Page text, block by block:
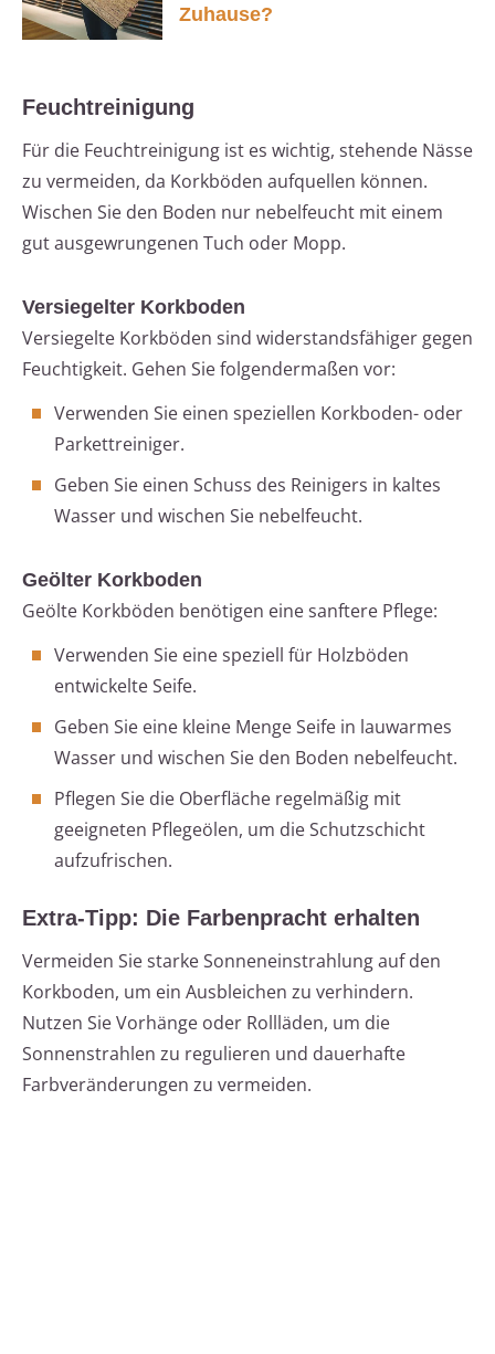
Zuhause?
Feuchtreinigung
Für die Feuchtreinigung ist es wichtig, stehende Nässe
zu vermeiden, da Korkböden aufquellen können.
Wischen Sie den Boden nur nebelfeucht mit einem
gut ausgewrungenen Tuch oder Mopp.
Versiegelter Korkboden
Versiegelte Korkböden sind widerstandsfähiger gegen
Feuchtigkeit. Gehen Sie folgendermaßen vor:
Verwenden Sie einen speziellen Korkboden- oder
Parkettreiniger.
Geben Sie einen Schuss des Reinigers in kaltes
Wasser und wischen Sie nebelfeucht.
Geölter Korkboden
Geölte Korkböden benötigen eine sanftere Pflege:
Verwenden Sie eine speziell für Holzböden
entwickelte Seife.
Geben Sie eine kleine Menge Seife in lauwarmes
Wasser und wischen Sie den Boden nebelfeucht.
Pflegen Sie die Oberfläche regelmäßig mit
geeigneten Pflegeölen, um die Schutzschicht
aufzufrischen.
Extra-Tipp: Die Farbenpracht erhalten
Vermeiden Sie starke Sonneneinstrahlung auf den
Korkboden, um ein Ausbleichen zu verhindern.
Nutzen Sie Vorhänge oder Rollläden, um die
Sonnenstrahlen zu regulieren und dauerhafte
Farbveränderungen zu vermeiden.